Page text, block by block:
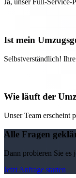
Ja, unser Full-Service-
Ist mein
Selbstverständlich!
Wie läuft der
Unser Team erscheint
Alle Fragen
Dann probieren Sie es
Jetzt Anfrage starten